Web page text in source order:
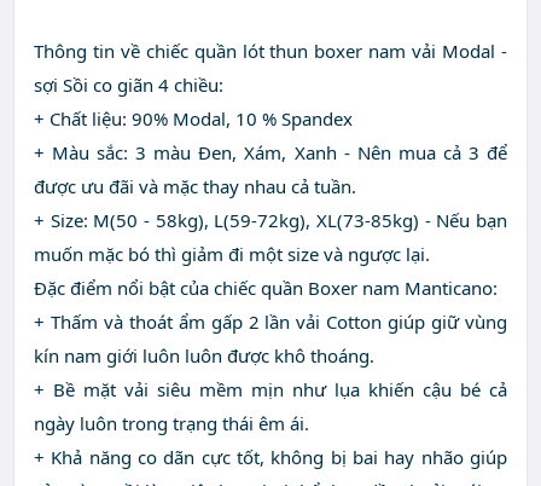
Thông tin về chiếc quần lót thun boxer nam vải Modal -
sợi Sồi co giãn 4 chiều:
+ Chất liệu: 90% Modal, 10 % Spandex
+ Màu sắc: 3 màu Đen, Xám, Xanh - Nên mua cả 3 để
được ưu đãi và mặc thay nhau cả tuần.
+ Size: M(50 - 58kg), L(59-72kg), XL(73-85kg) - Nếu bạn
muốn mặc bó thì giảm đi một size và ngược lại.
Đặc điểm nổi bật của chiếc quần Boxer nam Manticano:
+ Thấm và thoát ẩm gấp 2 lần vải Cotton giúp giữ vùng
kín nam giới luôn luôn được khô thoáng.
+ Bề mặt vải siêu mềm mịn như lụa khiến cậu bé cả
ngày luôn trong trạng thái êm ái.
+ Khả năng co dãn cực tốt, không bị bai hay nhão giúp